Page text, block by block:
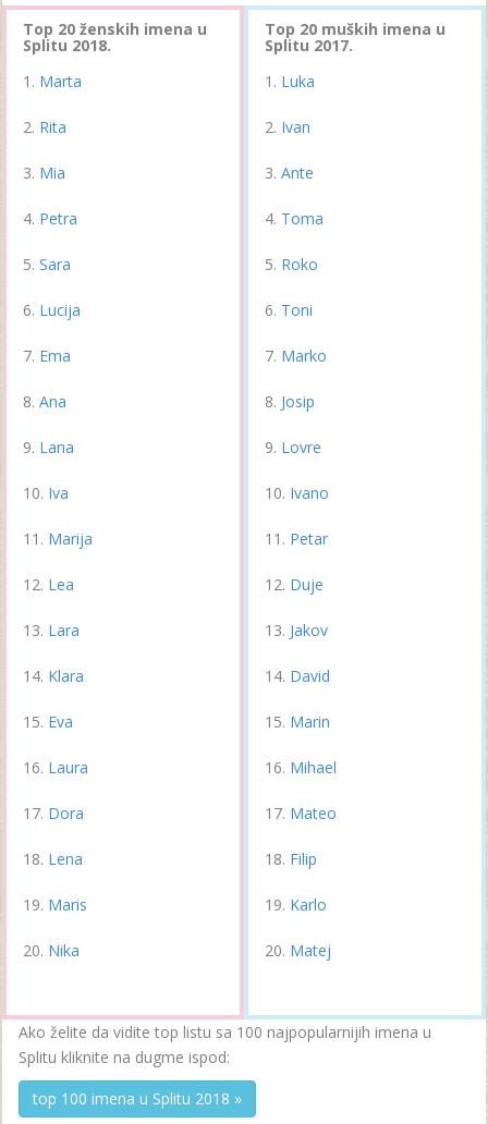
Top 20 ženskih imena u
Splitu 2018.
Marta
Rita
Mia
Petra
Sara
Lucija
Ema
Ana
Lana
Iva
Marija
Lea
Lara
Klara
Eva
Laura
Dora
Lena
Maris
Nika
Top 20 muških imena u
Splitu 2017.
Luka
Ivan
Ante
Toma
Roko
Toni
Marko
Josip
Lovre
Ivano
Petar
Duje
Jakov
David
Marin
Mihael
Mateo
Filip
Karlo
Matej
Ako želite da vidite top listu sa 100 najpopularnijih imena u
Splitu kliknite na dugme ispod:
top 100 imena u Splitu 2018 »